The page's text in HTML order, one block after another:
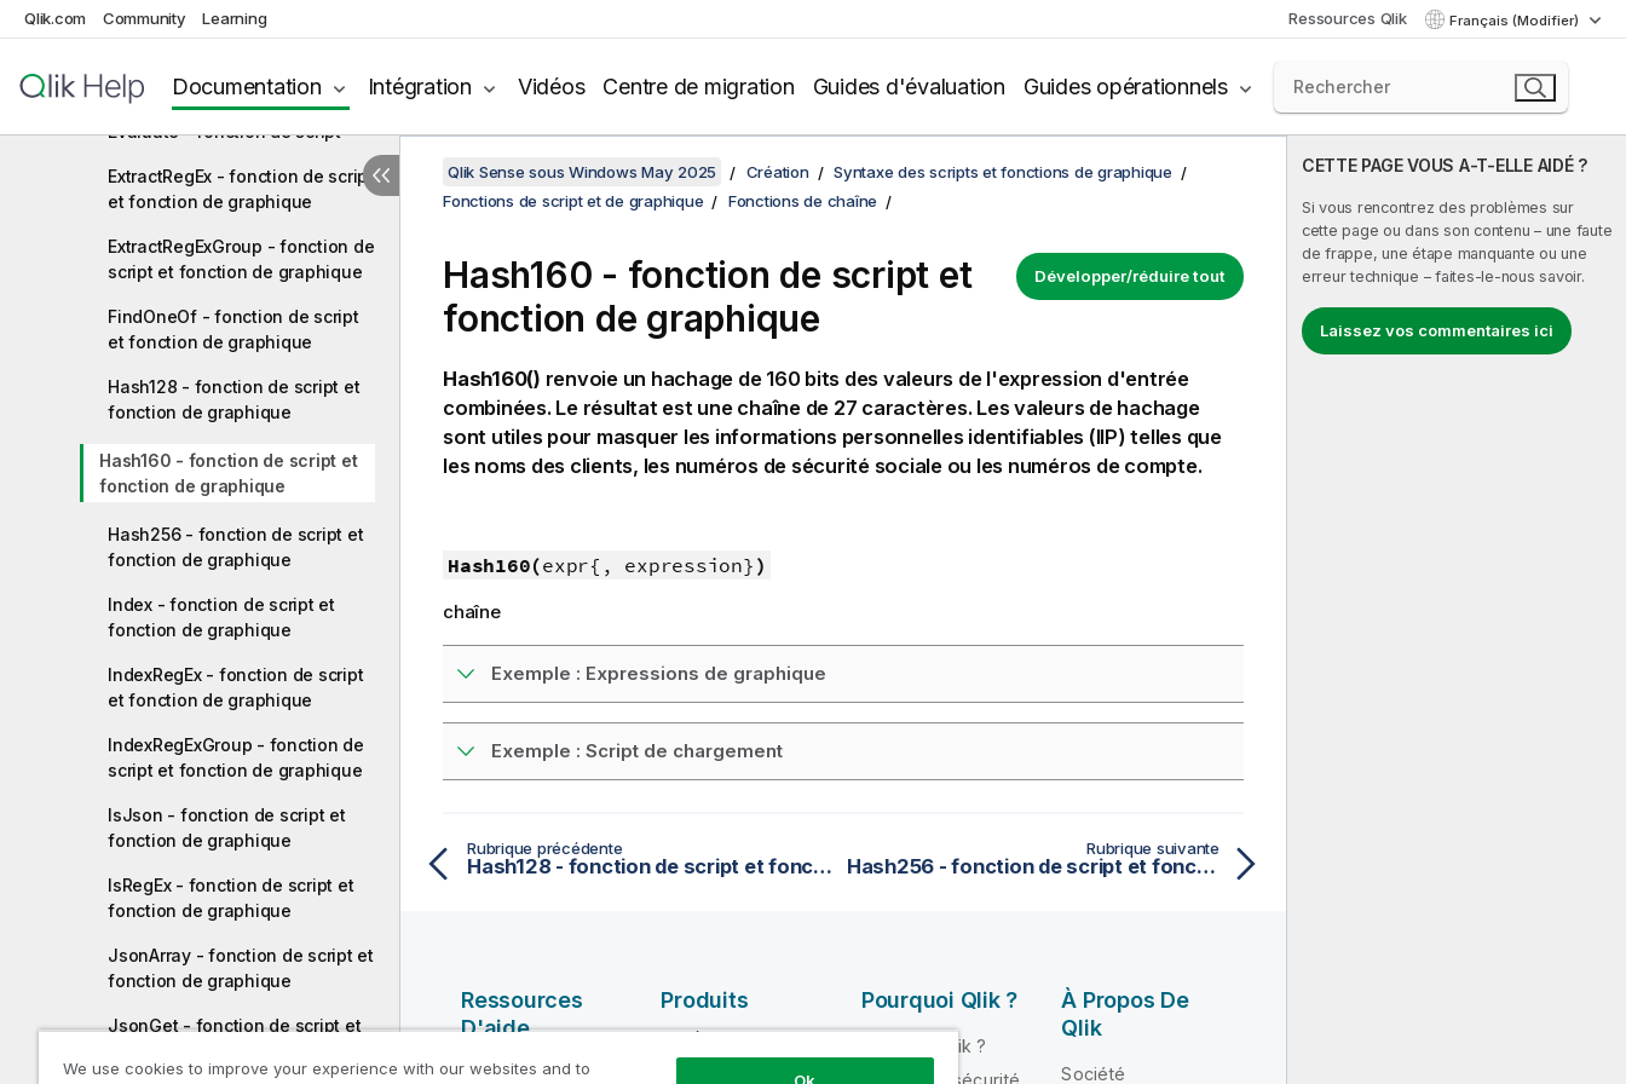
Qlik.com Community Learning Ressources Qlik Français (Modifier)
Documentation Intégration Vidéos Centre de migration Guides d'évaluation Guides opérationnels
fonction de graphique
et fonction de graphique
Evaluate - fonction de script
ExtractRegEx - fonction de script
et fonction de graphique
ExtractRegExGroup - fonction de
script et fonction de graphique
FindOneOf - fonction de script
et fonction de graphique
Hash128 - fonction de script et
fonction de graphique
Hash160 - fonction de script et
fonction de graphique
Hash256 - fonction de script et
fonction de graphique
Index - fonction de script et
fonction de graphique
IndexRegEx - fonction de script
et fonction de graphique
IndexRegExGroup - fonction de
script et fonction de graphique
IsJson - fonction de script et
fonction de graphique
IsRegEx - fonction de script et
fonction de graphique
JsonArray - fonction de script et
fonction de graphique
JsonGet - fonction de script et
CETTE PAGE VOUS A-T-ELLE AIDÉ ?
Si vous rencontrez des problèmes sur
cette page ou dans son contenu – une faute
de frappe, une étape manquante ou une
erreur technique – faites-le-nous savoir.
Laissez vos commentaires ici
Qlik Sense sous Windows May 2025 Création
Syntaxe des scripts et fonctions de graphique
Fonctions de script et de graphique
Fonctions de chaîne
Développer/réduire tout
Hash160 - fonction de script et
fonction de graphique
Hash160() renvoie un hachage de 160 bits des valeurs de l'expression d'entrée
combinées. Le résultat est une chaîne de 27 caractères. Les valeurs de hachage
sont utiles pour masquer les informations personnelles identifiables (IIP) telles que
les noms des clients, les numéros de sécurité sociale ou les numéros de compte.
Hash160(expr{, expression} )
chaîne
Exemple : Expressions de graphique
Exemple : Script de chargement
Rubrique précédente
Hash128 - fonction de script et fonction de graphique
Rubrique suivante
Hash256 - fonction de script et fonction de graphique
Ressources
D'aide
Vidéos Qlik Help
Produits
QUALITÉ DE
Pourquoi Qlik ?
Pourquoi Qlik ?
Fiabilité et sécurité
À Propos De
Qlik
Société
We use cookies to improve your experience with our websites and to